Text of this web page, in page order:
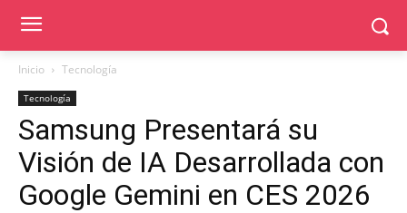
Inicio Tecnología
Tecnología
Samsung Presentará su
Visión de IA Desarrollada con
Google Gemini en CES 2026